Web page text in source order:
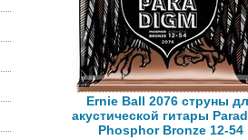
Ernie Ball 2076 струны
акустической гитары
Phosphor Bronze 12-54